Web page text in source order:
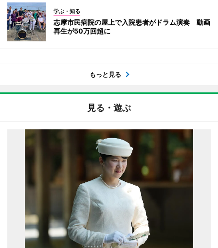
学ぶ・知る
志摩市民病院の屋上で入院患者がドラム演奏 動画
再生が50万回超に
もっと見る
見る・遊ぶ